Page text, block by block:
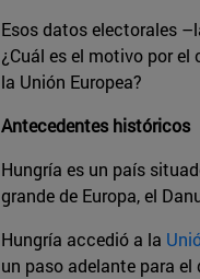
Esos datos electorales
¿Cuál es el motivo por
la Unión Europea?
Antecedentes históricos
Hungría es un país
grande de Europa, el
Hungría accedió a la
un paso adelante para